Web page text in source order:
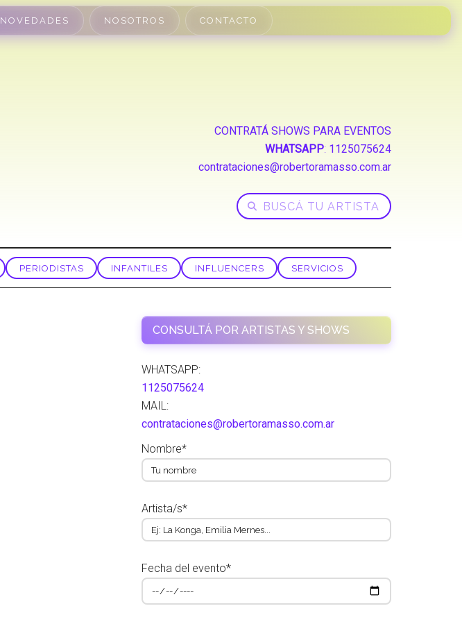
NOVEDADES NOSOTROS CONTACTO
CONTRATÁ SHOWS PARA EVENTOS
WHATSAPP: 1125075624
contrataciones@robertoramasso.com.ar
PERIODISTAS INFANTILES INFLUENCERS SERVICIOS
CONSULTÁ POR ARTISTAS Y SHOWS
WHATSAPP:
1125075624
MAIL:
contrataciones@robertoramasso.com.ar
Nombre*
Artista/s*
Fecha del evento*